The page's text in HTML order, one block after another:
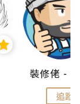
追蹤